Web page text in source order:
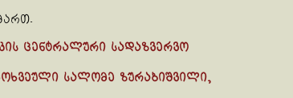
ცენტრალური სადაზვერვო
სალომე ზურაბიშვილი,